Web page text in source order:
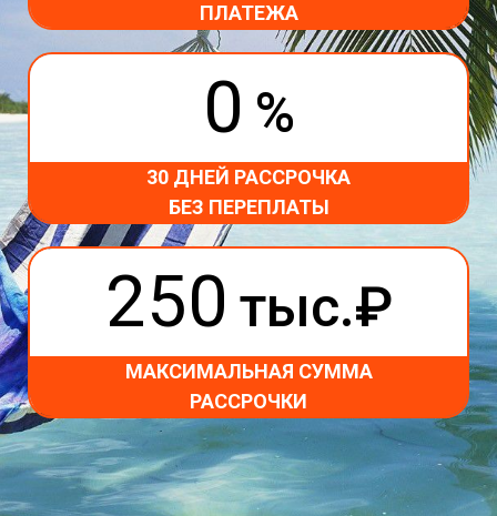
ПЛАТЕЖА
0 %
30 ДНЕЙ РАССРОЧКА
БЕЗ ПЕРЕПЛАТЫ
250 тыс.₽
МАКСИМАЛЬНАЯ СУММА
РАССРОЧКИ